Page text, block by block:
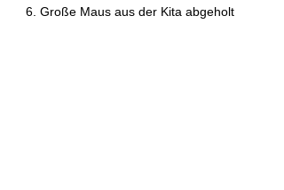
6. Große Maus aus der Kita abgeholt